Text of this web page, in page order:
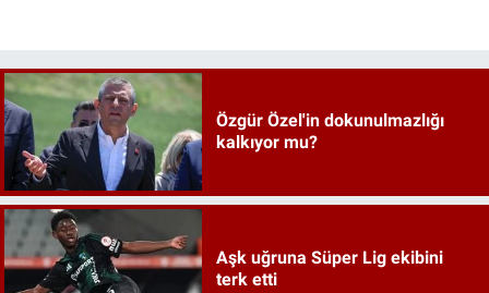
Özgür Özel'in dokunulmazlığı
kalkıyor mu?
Aşk uğruna Süper Lig ekibini
terk etti